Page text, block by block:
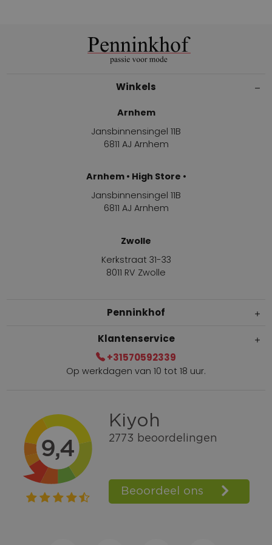
Winkels
Arnhem
Jansbinnensingel 11B
6811 AJ Arnhem
Arnhem • High Store •
Jansbinnensingel 11B
6811 AJ Arnhem
Zwolle
Kerkstraat 31-33
8011 RV Zwolle
Penninkhof
Gratis verzending vanaf € 100,=
Bel +31570592339
Spaarpunten
Shop the Look
Telefonisch bestellen ook mogelijk
Klantenservice
+31570592339
Op werkdagen van 10 tot 18 uur.